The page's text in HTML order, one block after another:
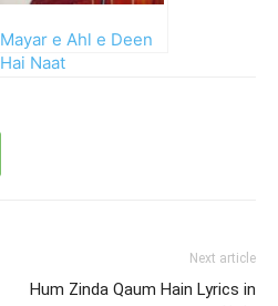
Mayar e Ahl e Deen
Hai Naat
Next article
Hum Zinda Qaum Hain Lyrics in